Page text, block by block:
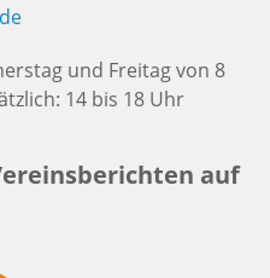
und Freitag von 8
14 bis 18 Uhr
auf